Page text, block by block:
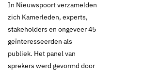
In Nieuwspoort verzamelden
zich Kamerleden, experts,
stakeholders en ongeveer 45
geïnteresseerden als
publiek. Het panel van
sprekers werd gevormd door